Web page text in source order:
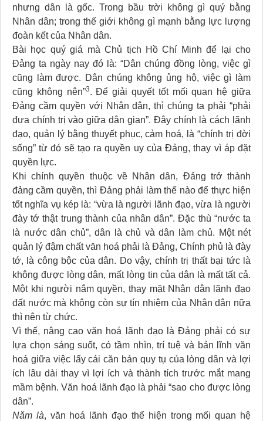
nhưng dân là gốc. Trong bầu trời không gì quý bằng
Nhân dân; trong thế giới không gì mạnh bằng lực lượng
đoàn kết của Nhân dân.
Bài học quý giá mà Chủ tịch Hồ Chí Minh để lại cho
Đảng ta ngày nay đó là: “Dân chúng đồng lòng, việc gì
cũng làm được. Dân chúng không ủng hộ, việc gì làm
cũng không nên”3. Để giải quyết tốt mối quan hệ giữa
Đảng cầm quyền với Nhân dân, thì chúng ta phải “phải
đưa chính trị vào giữa dân gian”. Đây chính là cách lãnh
đạo, quản lý bằng thuyết phục, cảm hoá, là “chính trị đời
sống” từ đó sẽ tạo ra quyền uy của Đảng, thay vì áp đặt
quyền lực.
Khi chính quyền thuộc về Nhân dân, Đảng trở thành
đảng cầm quyền, thì Đảng phải làm thế nào để thực hiện
tốt nghĩa vụ kép là: “vừa là người lãnh đạo, vừa là người
đày tớ thật trung thành của nhân dân”. Đặc thù “nước ta
là nước dân chủ”, dân là chủ và dân làm chủ. Một nét
quản lý đậm chất văn hoá phải là Đảng, Chính phủ là đày
tớ, là công bộc của dân. Do vậy, chính trị thất bại tức là
không được lòng dân, mất lòng tin của dân là mất tất cả.
Một khi người nắm quyền, thay mặt Nhân dân lãnh đạo
đất nước mà không còn sự tín nhiệm của Nhân dân nữa
thì nên từ chức.
Vì thế, nâng cao văn hoá lãnh đạo là Đảng phải có sự
lựa chọn sáng suốt, có tầm nhìn, trí tuệ và bản lĩnh văn
hoá giữa việc lấy cái căn bản quy tụ của lòng dân và lợi
ích lâu dài thay vì lợi ích và thành tích trước mắt mang
mầm bệnh. Văn hoá lãnh đạo là phải “sao cho được lòng
dân”.
Năm là, văn hoá lãnh đạo thể hiện trong mối quan hệ